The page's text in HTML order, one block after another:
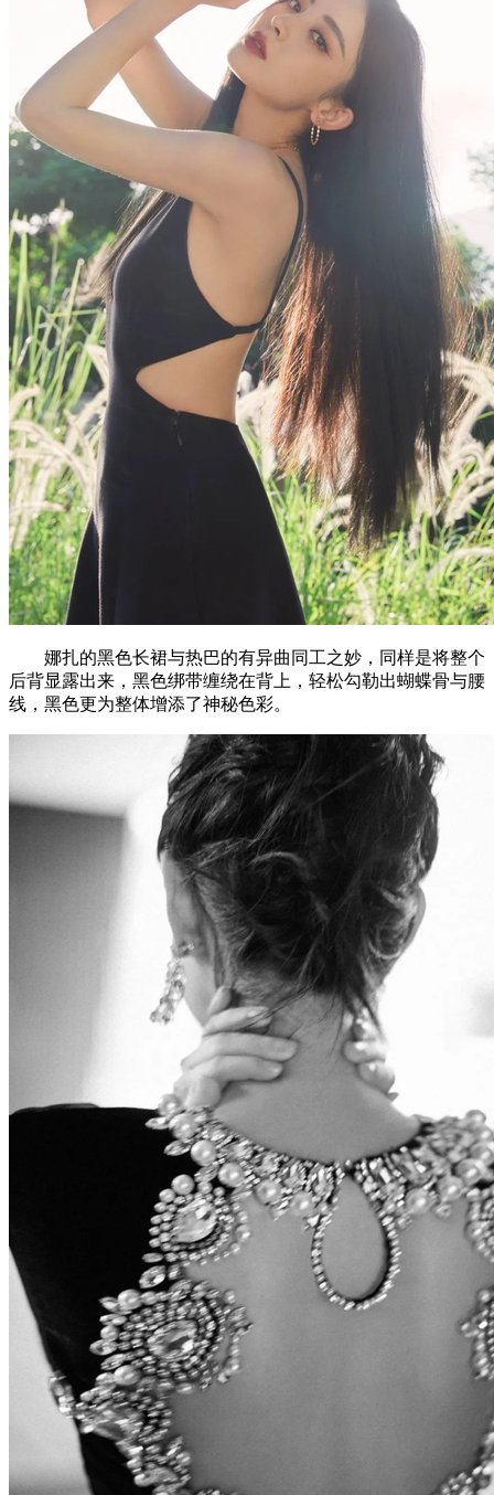
娜扎的黑色长裙与热巴的有异曲同工之妙，同样是将整个
后背显露出来，黑色绑带缠绕在背上，轻松勾勒出蝴蝶骨与腰
线，黑色更为整体增添了神秘色彩。